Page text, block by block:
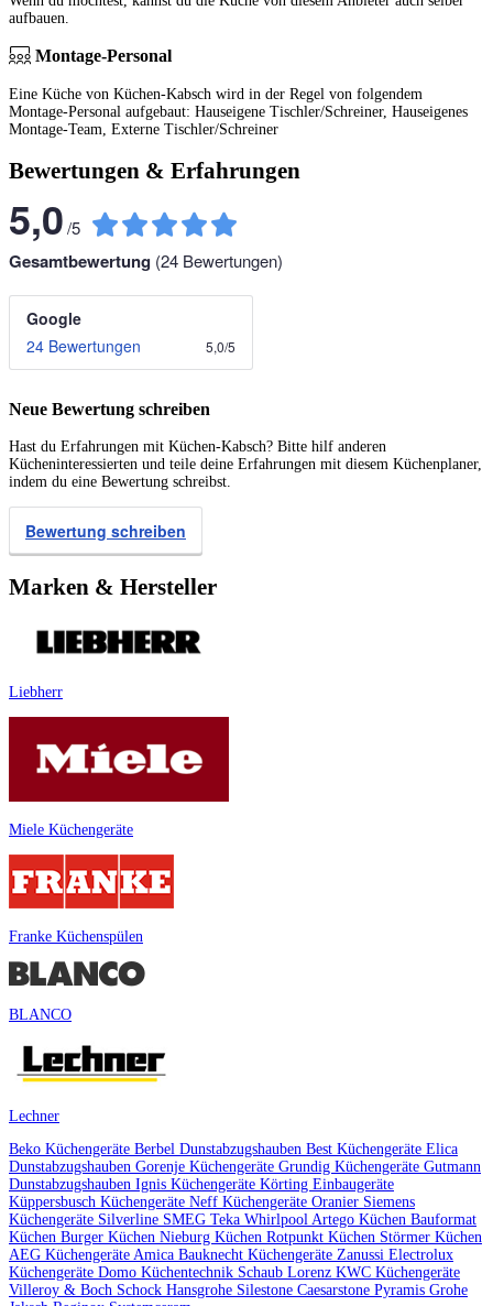
aufbauen.
Montage-Personal
Eine Küche von Küchen-Kabsch wird in der Regel von folgendem
Montage-Personal aufgebaut: Hauseigene Tischler/Schreiner, Hauseigenes
Montage-Team, Externe Tischler/Schreiner
Bewertungen & Erfahrungen
5,0/5
Gesamtbewertung (24 Bewertungen)
Google
24 Bewertungen
5,0/5
Neue Bewertung schreiben
Hast du Erfahrungen mit Küchen-Kabsch? Bitte hilf anderen
Kücheninteressierten und teile deine Erfahrungen mit diesem Küchenplaner,
indem du eine Bewertung schreibst.
Bewertung schreiben
Marken & Hersteller
Liebherr
Miele Küchengeräte
Franke Küchenspülen
BLANCO
Lechner
Beko Küchengeräte Berbel Dunstabzugshauben Best Küchengeräte Elica
Dunstabzugshauben Gorenje Küchengeräte Grundig Küchengeräte Gutmann
Dunstabzugshauben Ignis Küchengeräte Körting Einbaugeräte
Küppersbusch Küchengeräte Neff Küchengeräte Oranier Siemens
Küchengeräte Silverline SMEG Teka Whirlpool Artego Küchen Bauformat
Küchen Burger Küchen Nieburg Küchen Rotpunkt Küchen Störmer Küchen
AEG Küchengeräte Amica Bauknecht Küchengeräte Zanussi Electrolux
Küchengeräte Domo Küchentechnik Schaub Lorenz KWC Küchengeräte
Villeroy & Boch Schock Hansgrohe Silestone Caesarstone Pyramis Grohe